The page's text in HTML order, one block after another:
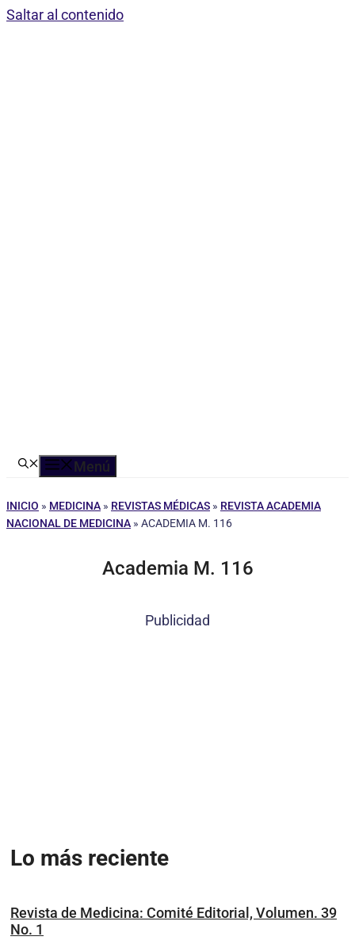
Saltar al contenido
Menú
INICIO » MEDICINA » REVISTAS MÉDICAS » REVISTA ACADEMIA
NACIONAL DE MEDICINA » ACADEMIA M. 116
Academia M. 116
Publicidad
Lo más reciente
Revista de Medicina: Comité Editorial, Volumen. 39
No. 1